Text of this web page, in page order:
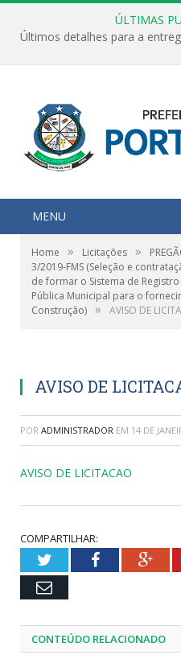
ÚLTIMAS
MENU
Home » Licitações »
3/2019-FMS (Seleção e
de formar o Sistema de
Pública Municipal para o
Construção) » AVISO DE
AVISO DE
POR ADMINISTRADOR EM 14 DE
AVISO DE LICITACAO
COMPARTILHAR:
TwitterFacebook
Email
CONTEÚDO RELACIONADO